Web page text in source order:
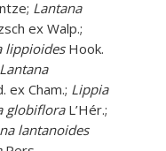
Lantana
ex Walp.;
lippioidesHook.
Lantana
ex Cham.; Lippia
globifloraL’Hér.;
lantanoides